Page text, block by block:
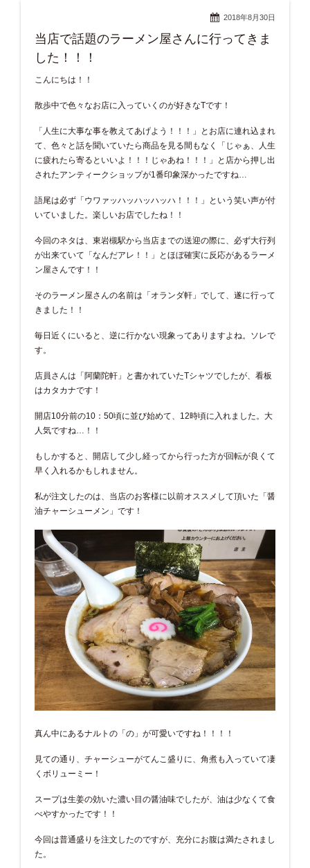
2018年8月30日
当店で話題のラーメン屋さんに行ってきま
した！！！
こんにちは！！
散歩中で色々なお店に入っていくのが好きなTです！
「人生に大事な事を教えてあげよう！！！」とお店に連れ込まれ
て、色々と話を聞いていたら商品を見る間もなく「じゃぁ、人生
に疲れたら寄るといいよ！！！じゃあね！！！」と店から押し出
されたアンティークショップが1番印象深かったですね…
語尾は必ず「ウワァッハッハッハッハ！！！」という笑い声が付
いていました。楽しいお店でしたね！！
今回のネタは、東岩槻駅から当店までの送迎の際に、必ず大行列
が出来ていて「なんだアレ！！」とほぼ確実に反応があるラーメ
ン屋さんです！！
そのラーメン屋さんの名前は「オランダ軒」でして、遂に行って
きました！！
毎日近くにいると、逆に行かない現象ってありますよね。ソレで
す。
店員さんは「阿蘭陀軒」と書かれていたTシャツでしたが、看板
はカタカナです！
開店10分前の10：50頃に並び始めて、12時頃に入れました。大
人気ですね…！！
もしかすると、開店して少し経ってから行った方が回転が良くて
早く入れるかもしれません。
私が注文したのは、当店のお客様に以前オススメして頂いた「醤
油チャーシューメン」です！
真ん中にあるナルトの「の」が可愛いですね！！！！
見ての通り、チャーシューがてんこ盛りに、角煮も入っていて凄
くボリューミー！
スープは生姜の効いた濃い目の醤油味でしたが、油は少なくて食
べやすかったです！！
今回は普通盛りを注文したのですが、充分にお腹は満たされまし
た。